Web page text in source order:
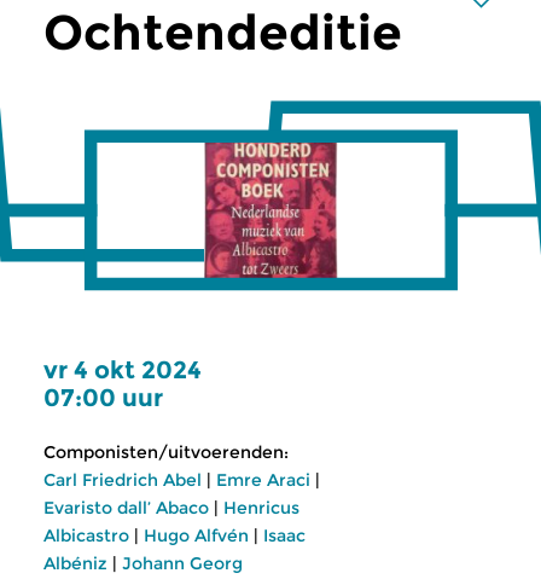
Ochtendeditie
vr 4 okt 2024
07:00 uur
Componisten/uitvoerenden:
Carl Friedrich Abel | Emre Araci |
Evaristo dall’ Abaco | Henricus
Albicastro | Hugo Alfvén | Isaac
Albéniz | Johann Georg